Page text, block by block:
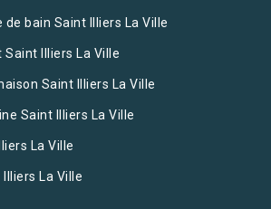
de bain Saint Illiers La Ville
Saint Illiers La Ville
Saint Illiers La Ville
Saint Illiers La Ville
La Ville
La Ville